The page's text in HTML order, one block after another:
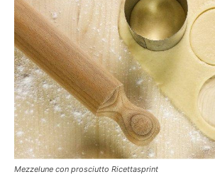
Mezzelune con prosciutto Ricettasprint